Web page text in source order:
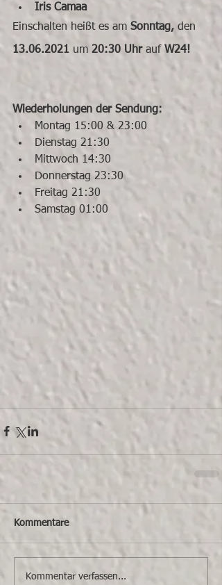
Iris Camaa
Einschalten heißt es am Sonntag, den
13.06.2021 um 20:30 Uhr auf W24!
Wiederholungen der Sendung:
Montag 15:00 & 23:00
Dienstag 21:30
Mittwoch 14:30
Donnerstag 23:30
Freitag 21:30
Samstag 01:00
Kommentare
Kommentar verfassen...